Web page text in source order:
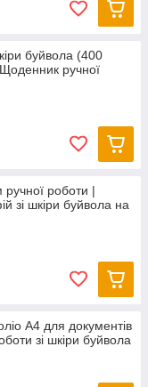
буйвола (400
ручної
роботи |
зі шкіри буйвола на
А4 для документів
зі шкіри буйвола